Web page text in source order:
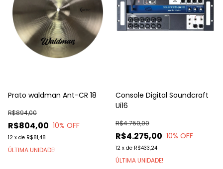
Prato waldman Ant-CR 18
R$804,00
R$894,00
10% OFF
12 x de R$81,48
ÚLTIMA UNIDADE!
Console Digital Soundcraft
Ui16
R$4.275,00
R$4.750,00
10% OFF
12 x de R$433,24
ÚLTIMA UNIDADE!